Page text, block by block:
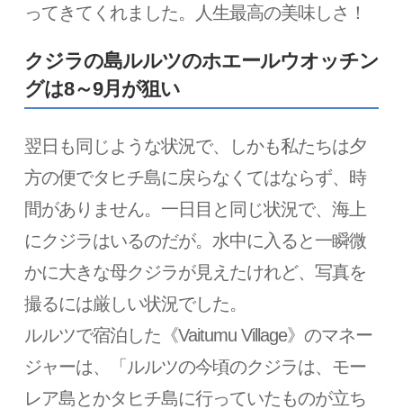
ってきてくれました。人生最高の美味しさ！
クジラの島ルルツのホエールウオッチン
グは8～9月が狙い
翌日も同じような状況で、しかも私たちは夕
方の便でタヒチ島に戻らなくてはならず、時
間がありません。一日目と同じ状況で、海上
にクジラはいるのだが。水中に入ると一瞬微
かに大きな母クジラが見えたけれど、写真を
撮るには厳しい状況でした。
ルルツで宿泊した《Vaitumu Village》のマネー
ジャーは、「ルルツの今頃のクジラは、モー
レア島とかタヒチ島に行っていたものが立ち